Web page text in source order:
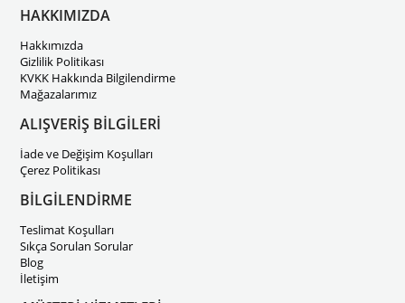
HAKKIMIZDA
Hakkımızda
Gizlilik Politikası
KVKK Hakkında Bilgilendirme
Mağazalarımız
ALIŞVERİŞ BİLGİLERİ
İade ve Değişim Koşulları
Çerez Politikası
BİLGİLENDİRME
Teslimat Koşulları
Sıkça Sorulan Sorular
Blog
İletişim